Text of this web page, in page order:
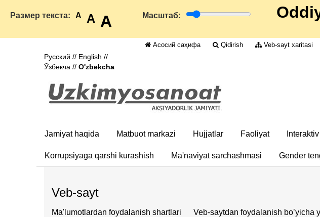
Размер текста: A A A Масштаб:
Асосий саҳифа Qidirish Veb-sayt xaritasi
Русский // English //
Ўзбекча // O'zbekcha
Jamiyat haqida Matbuot markazi Hujjatlar Faoliyat
Korrupsiyaga qarshi kurashish Ma'naviyat sarchashmasi Gender
Veb-sayt
Ma'lumotlardan foydalanish shartlari Veb-saytdan foydalanish boʼyicha